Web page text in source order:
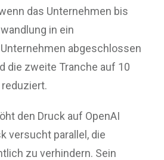
das Unternehmen bis
in ein
abgeschlossen
die zweite Tranche auf 10
reduziert.
den Druck auf OpenAI
versucht parallel, die
zu verhindern. Sein